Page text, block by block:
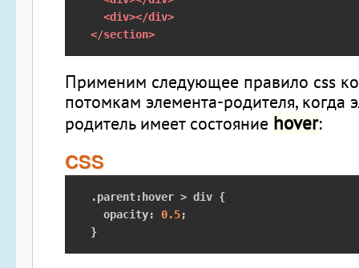
<div></div>
</section>
Применим следующее правило css
потомкам элемента-родителя, когда
родитель имеет состояние hover:
CSS
.parent: hover > div {
opacity: 0.5;
}